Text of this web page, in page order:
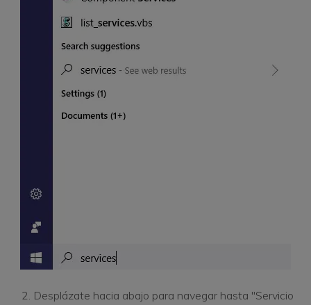
Desplázate hacia abajo para navegar hasta "Servicio